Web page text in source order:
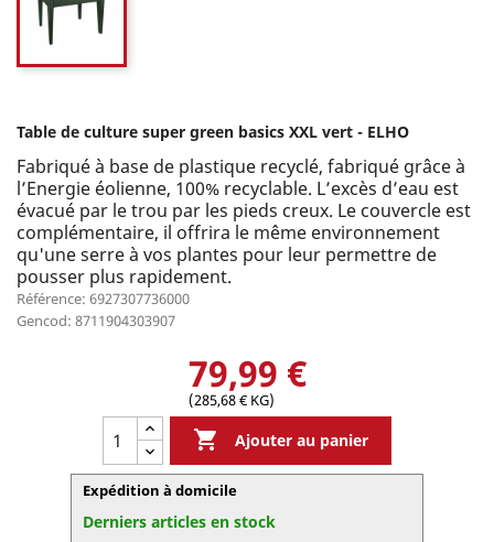
Table de culture super green basics XXL vert - ELHO
Fabriqué à base de plastique recyclé, fabriqué grâce à
l’Energie éolienne, 100% recyclable. L’excès d’eau est
évacué par le trou par les pieds creux. Le couvercle est
complémentaire, il offrira le même environnement
qu'une serre à vos plantes pour leur permettre de
pousser plus rapidement.
Référence: 6927307736000
Gencod: 8711904303907
79,99 €
(285,68 € KG)
 Ajouter au panier
Expédition à domicile
Derniers articles en stock